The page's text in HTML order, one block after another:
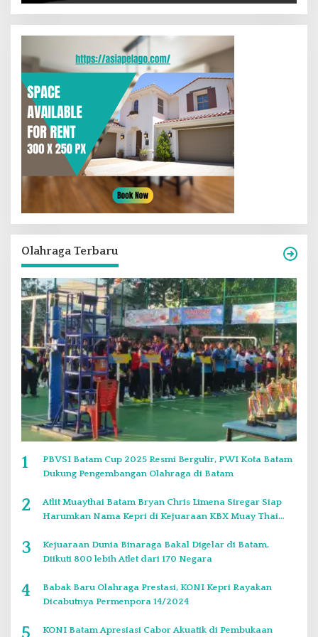
Olahraga Terbaru
1
PBVSI Batam Cup 2025 Resmi Bergulir, PWI Kota Batam
Dukung Pengembangan Olahraga di Batam
2
Atlit Muaythai Batam Bryan Chris Limena Siregar Siap
Harumkan Nama Kepri di Kejuaraan KBX Muay Thai
3
Kejuaraan Dunia Binaraga Bakal Digelar di Batam,
Diikuti 800 lebih Atlet dari 170 Negara
4
Babak Baru Olahraga Prestasi, KONI Kepri Rayakan
Dicabutnya Permenpora 14/2024
KONI Batam Apresiasi Cabor Akuatik di Pembukaan